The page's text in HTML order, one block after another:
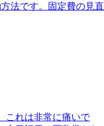
法です。固定費の見直
これは非常に痛いで